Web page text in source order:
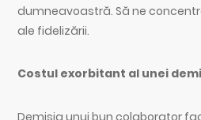
dumneavoastră. Să ne
ale fidelizării.
Costul exorbitant al unei
Demisia unui bun colaborator